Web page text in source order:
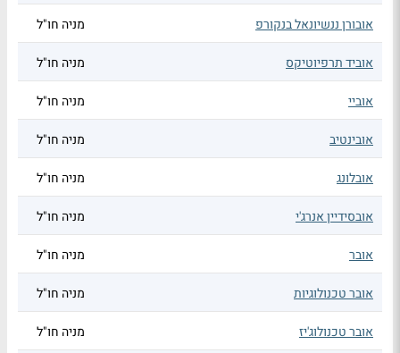
אובורן ננשיונאל בנקורפ מניה חו"ל
אוביד תרפיוטיקס מניה חו"ל
אוביי מניה חו"ל
אובינטיב מניה חו"ל
אובלונג מניה חו"ל
אובסידיין אנרג'י מניה חו"ל
אובר מניה חו"ל
אובר טכנולוגיות מניה חו"ל
אובר טכנולוג'יז מניה חו"ל